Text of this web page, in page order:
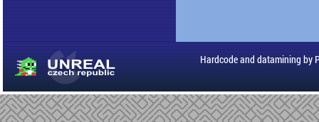
Hardcode and datamining by